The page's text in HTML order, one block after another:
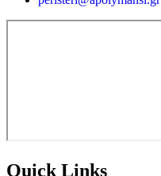
Quick Links